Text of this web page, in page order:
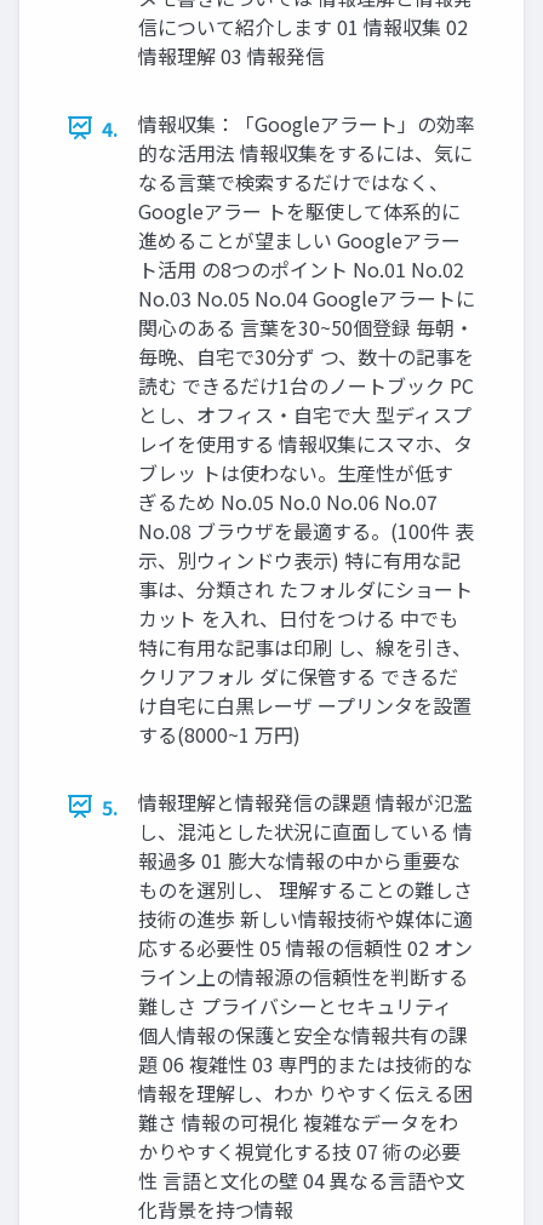
信について紹介します 01 情報収集 02
情報理解 03 情報発信
4.
情報収集：「Googleアラート」の効率
的な活用法 情報収集をするには、気に
なる言葉で検索するだけではなく、
Googleアラー トを駆使して体系的に
進めることが望ましい Googleアラー
ト活用 の8つのポイント No.01 No.02
No.03 No.05 No.04 Googleアラートに
関心のある 言葉を30~50個登録 毎朝・
毎晩、自宅で30分ず つ、数十の記事を
読む できるだけ1台のノートブック PC
とし、オフィス・自宅で大 型ディスプ
レイを使用する 情報収集にスマホ、タ
ブレッ トは使わない。生産性が低す
ぎるため No.05 No.0 No.06 No.07
No.08 ブラウザを最適する。(100件 表
示、別ウィンドウ表示) 特に有用な記
事は、分類され たフォルダにショート
カット を入れ、日付をつける 中でも
特に有用な記事は印刷 し、線を引き、
クリアフォル ダに保管する できるだ
け自宅に白黒レーザ ープリンタを設置
する(8000~1 万円)
5.
情報理解と情報発信の課題 情報が氾濫
し、混沌とした状況に直面している 情
報過多 01 膨大な情報の中から重要な
ものを選別し、 理解することの難しさ
技術の進歩 新しい情報技術や媒体に適
応する必要性 05 情報の信頼性 02 オン
ライン上の情報源の信頼性を判断する
難しさ プライバシーとセキュリティ
個人情報の保護と安全な情報共有の課
題 06 複雑性 03 専門的または技術的な
情報を理解し、わか りやすく伝える困
難さ 情報の可視化 複雑なデータをわ
かりやすく視覚化する技 07 術の必要
性 言語と文化の壁 04 異なる言語や文
化背景を持つ情報